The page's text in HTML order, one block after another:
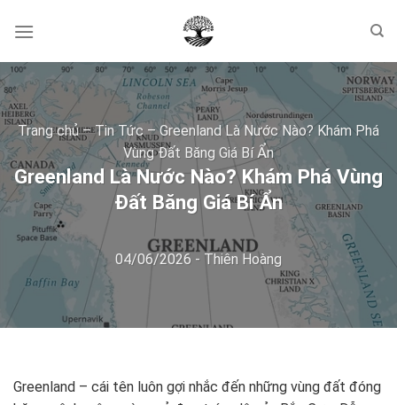
Trang chủ–Tin Tức–Greenland Là Nước Nào? Khám Phá
Vùng Đất Băng Giá Bí Ẩn
Greenland Là Nước Nào? Khám Phá Vùng
Đất Băng Giá Bí Ẩn
04/06/2026 - Thiên Hoàng
Greenland – cái tên luôn gợi nhắc đến những vùng đất đóng